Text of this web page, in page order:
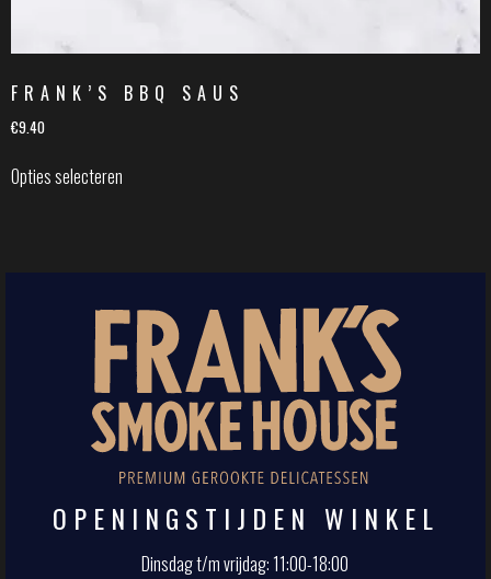
FRANK’S BBQ SAUS
€9.40
Opties selecteren
OPENINGSTIJDEN WINKEL
Dinsdag t/m vrijdag: 11:00-18:00